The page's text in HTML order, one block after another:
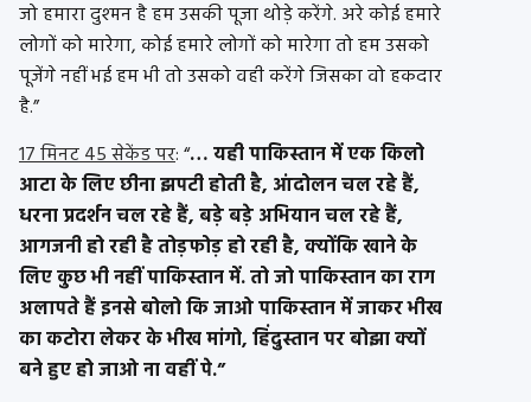
जो हमारा दुश्मन है हम उसकी पूजा थोड़े करेंगे. अरे कोई हमारे
लोगों को मारेगा, कोई हमारे लोगों को मारेगा तो हम उसको
पूजेंगे नहीं भई हम भी तो उसको वही करेंगे जिसका वो हकदार
है.”
17 मिनट 45 सेकेंड पर: “… यही पाकिस्तान में एक किलो
आटा के लिए छीना झपटी होती है, आंदोलन चल रहे हैं,
धरना प्रदर्शन चल रहे हैं, बड़े बड़े अभियान चल रहे हैं,
आगजनी हो रही है तोड़फोड़ हो रही है, क्योंकि खाने के
लिए कुछ भी नहीं पाकिस्तान में.तो जो पाकिस्तान का राग
अलापते हैं इनसे बोलो कि जाओ पाकिस्तान में जाकर भीख
का कटोरा लेकर के भीख मांगो, हिंदुस्तान पर बोझा क्यों
बने हुए हो जाओ ना वहीं पे.”